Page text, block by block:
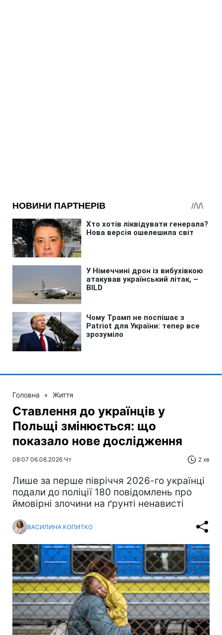
Головна » Життя
Ставлення до українців у
Польщі змінюється: що
показало нове дослідження
08:07 06.08.2026 Чт 2 хв
Лише за перше півріччя 2026-го українці
подали до поліції 180 повідомлень про
ймовірні злочини на ґрунті ненависті
ВАСИЛИНА КОПИТКО